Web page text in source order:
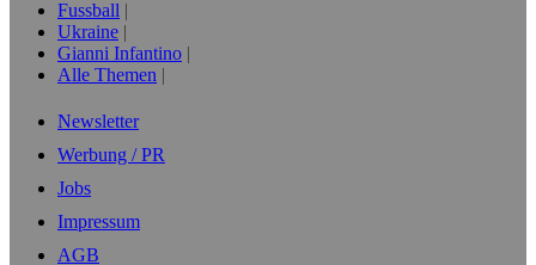
Fussball
Ukraine
Gianni Infantino
Alle Themen
Newsletter
Werbung / PR
Jobs
Impressum
AGB